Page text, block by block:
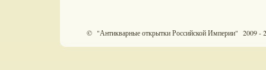
© "Антикварные открытки Российской Империи" 2009 -